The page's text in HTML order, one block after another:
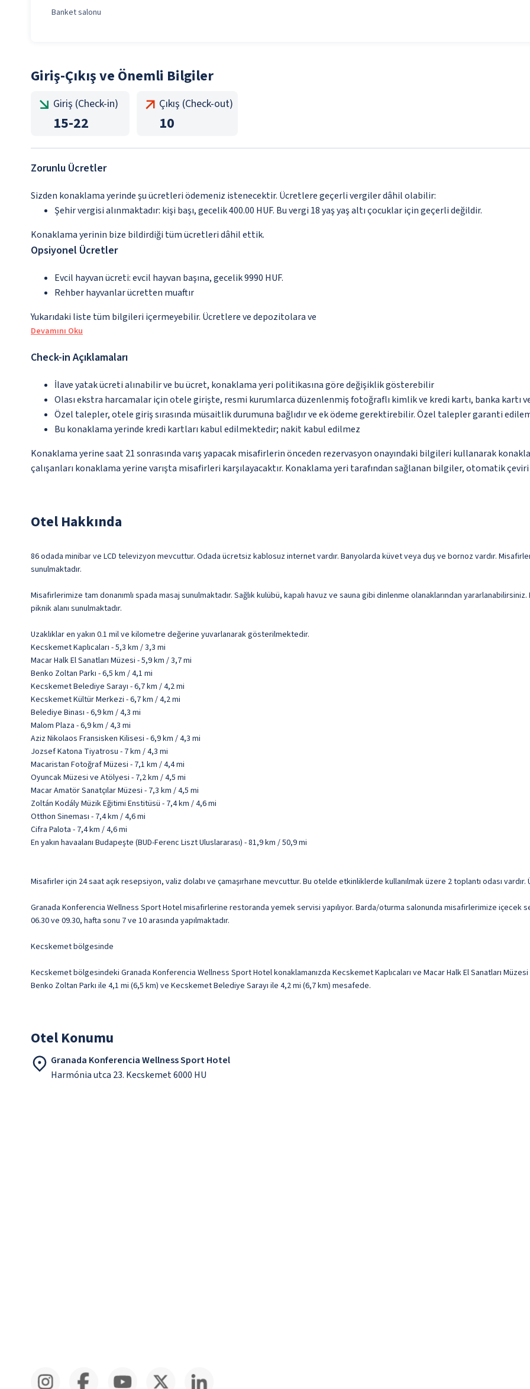
Banket salonu
Giriş-Çıkış ve Önemli Bilgiler
Giriş (Check-in)
15-22
Çıkış (Check-out)
10
Zorunlu Ücretler
Sizden konaklama yerinde şu ücretleri ödemeniz istenecektir. Ücretlere geçerli vergiler dâhil olabilir:
Şehir vergisi alınmaktadır: kişi başı, gecelik 400.00 HUF. Bu vergi 18 yaş yaş altı çocuklar için geçerli değildir.
Konaklama yerinin bize bildirdiği tüm ücretleri dâhil ettik.
Opsiyonel Ücretler
Evcil hayvan ücreti: evcil hayvan başına, gecelik 9990 HUF.
Rehber hayvanlar ücretten muaftır
Yukarıdaki liste tüm bilgileri içermeyebilir. Ücretlere ve depozitolara ve
Devamını Oku
Check-in Açıklamaları
İlave yatak ücreti alınabilir ve bu ücret, konaklama yeri politikasına göre değişiklik gösterebilir
Olası ekstra harcamalar için otele girişte, resmi kurumlarca düzenlenmiş fotoğraflı kimlik ve kredi kartı, banka kartı
Özel talepler, otele giriş sırasında müsaitlik durumuna bağlıdır ve ek ödeme gerektirebilir. Özel talepler garanti
Bu konaklama yerinde kredi kartları kabul edilmektedir; nakit kabul edilmez
Konaklama yerine saat 21 sonrasında varış yapacak misafirlerin önceden rezervasyon onayındaki bilgileri kullanarak
çalışanları konaklama yerine varışta misafirleri karşılayacaktır. Konaklama yeri tarafından sağlanan bilgiler, otomatik
Otel Hakkında
86 odada minibar ve LCD televizyon mevcuttur. Odada ücretsiz kablosuz internet vardır. Banyolarda küvet veya duş ve bornoz vardır.
sunulmaktadır.
Misafirlerimize tam donanımlı spada masaj sunulmaktadır. Sağlık kulübü, kapalı havuz ve sauna gibi dinlenme olanaklarından
piknik alanı sunulmaktadır.
Uzaklıklar en yakın 0.1 mil ve kilometre değerine yuvarlanarak gösterilmektedir.
Kecskemet Kaplıcaları - 5,3 km / 3,3 mi
Macar Halk El Sanatları Müzesi - 5,9 km / 3,7 mi
Benko Zoltan Parkı - 6,5 km / 4,1 mi
Kecskemet Belediye Sarayı - 6,7 km / 4,2 mi
Kecskemet Kültür Merkezi - 6,7 km / 4,2 mi
Belediye Binası - 6,9 km / 4,3 mi
Malom Plaza - 6,9 km / 4,3 mi
Aziz Nikolaos Fransisken Kilisesi - 6,9 km / 4,3 mi
Jozsef Katona Tiyatrosu - 7 km / 4,3 mi
Macaristan Fotoğraf Müzesi - 7,1 km / 4,4 mi
Oyuncak Müzesi ve Atölyesi - 7,2 km / 4,5 mi
Macar Amatör Sanatçılar Müzesi - 7,3 km / 4,5 mi
Zoltán Kodály Müzik Eğitimi Enstitüsü - 7,4 km / 4,6 mi
Otthon Sineması - 7,4 km / 4,6 mi
Cifra Palota - 7,4 km / 4,6 mi
En yakın havaalanı Budapeşte (BUD-Ferenc Liszt Uluslararası) - 81,9 km / 50,9 mi
Misafirler için 24 saat açık resepsiyon, valiz dolabı ve çamaşırhane mevcuttur. Bu otelde etkinliklerde kullanılmak üzere 2 toplantı odası
Granada Konferencia Wellness Sport Hotel misafirlerine restoranda yemek servisi yapılıyor. Barda/oturma salonunda misafirlerimize içecek
06.30 ve 09.30, hafta sonu 7 ve 10 arasında yapılmaktadır.
Kecskemet bölgesinde
Kecskemet bölgesindeki Granada Konferencia Wellness Sport Hotel konaklamanızda Kecskemet Kaplıcaları ve Macar Halk El Sanatları
Benko Zoltan Parkı ile 4,1 mi (6,5 km) ve Kecskemet Belediye Sarayı ile 4,2 mi (6,7 km) mesafede.
Otel Konumu
Granada Konferencia Wellness Sport Hotel
Harmónia utca 23. Kecskemet 6000 HU